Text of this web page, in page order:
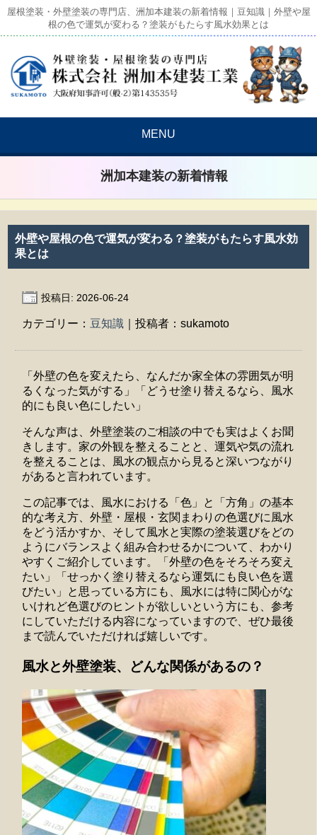
屋根塗装・外壁塗装の専門店、洲加本建装の新着情報｜豆知識｜外壁や屋
根の色で運気が変わる？塗装がもたらす風水効果とは
MENU
洲加本建装の新着情報
外壁や屋根の色で運気が変わる？塗装がもたらす風水効
果とは
投稿日: 2026-06-24
カテゴリー： 豆知識 ｜投稿者：sukamoto
「外壁の色を変えたら、なんだか家全体の雰囲気が明
るくなった気がする」「どうせ塗り替えるなら、風水
的にも良い色にしたい」
そんな声は、外壁塗装のご相談の中でも実はよくお聞
きします。家の外観を整えることと、運気や気の流れ
を整えることは、風水の観点から見ると深いつながり
があると言われています。
この記事では、風水における「色」と「方角」の基本
的な考え方、外壁・屋根・玄関まわりの色選びに風水
をどう活かすか、そして風水と実際の塗装選びをどの
ようにバランスよく組み合わせるかについて、わかり
やすくご紹介しています。「外壁の色をそろそろ変え
たい」「せっかく塗り替えるなら運気にも良い色を選
びたい」と思っている方にも、風水には特に関心がな
いけれど色選びのヒントが欲しいという方にも、参考
にしていただける内容になっていますので、ぜひ最後
まで読んでいただければ嬉しいです。
風水と外壁塗装、どんな関係があるの？